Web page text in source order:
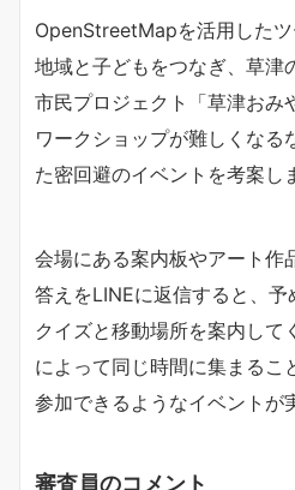
OpenStreetMapを活用した
地域と子どもをつなぎ、草津
市民プロジェクト「草津おみ
ワークショップが難しくな
た密回避のイベントを考案し
会場にある案内板やアート作
答えをLINEに返信すると、
クイズと移動場所を案内して
によって同じ時間に集まるこ
参加できるようなイベントが
審査員のコメント